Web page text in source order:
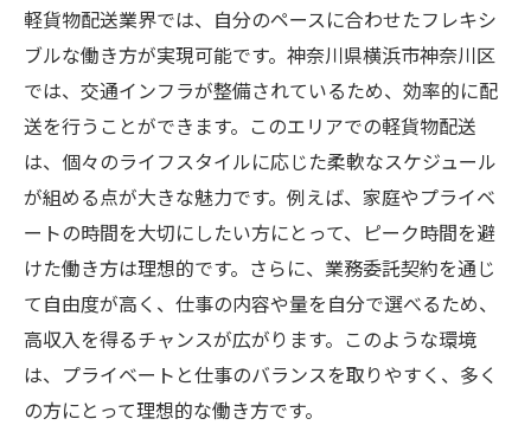
軽貨物配送業界では、自分のペースに合わせたフレキシ
ブルな働き方が実現可能です。神奈川県横浜市神奈川区
では、交通インフラが整備されているため、効率的に配
送を行うことができます。このエリアでの軽貨物配送
は、個々のライフスタイルに応じた柔軟なスケジュール
が組める点が大きな魅力です。例えば、家庭やプライベ
ートの時間を大切にしたい方にとって、ピーク時間を避
けた働き方は理想的です。さらに、業務委託契約を通じ
て自由度が高く、仕事の内容や量を自分で選べるため、
高収入を得るチャンスが広がります。このような環境
は、プライベートと仕事のバランスを取りやすく、多く
の方にとって理想的な働き方です。